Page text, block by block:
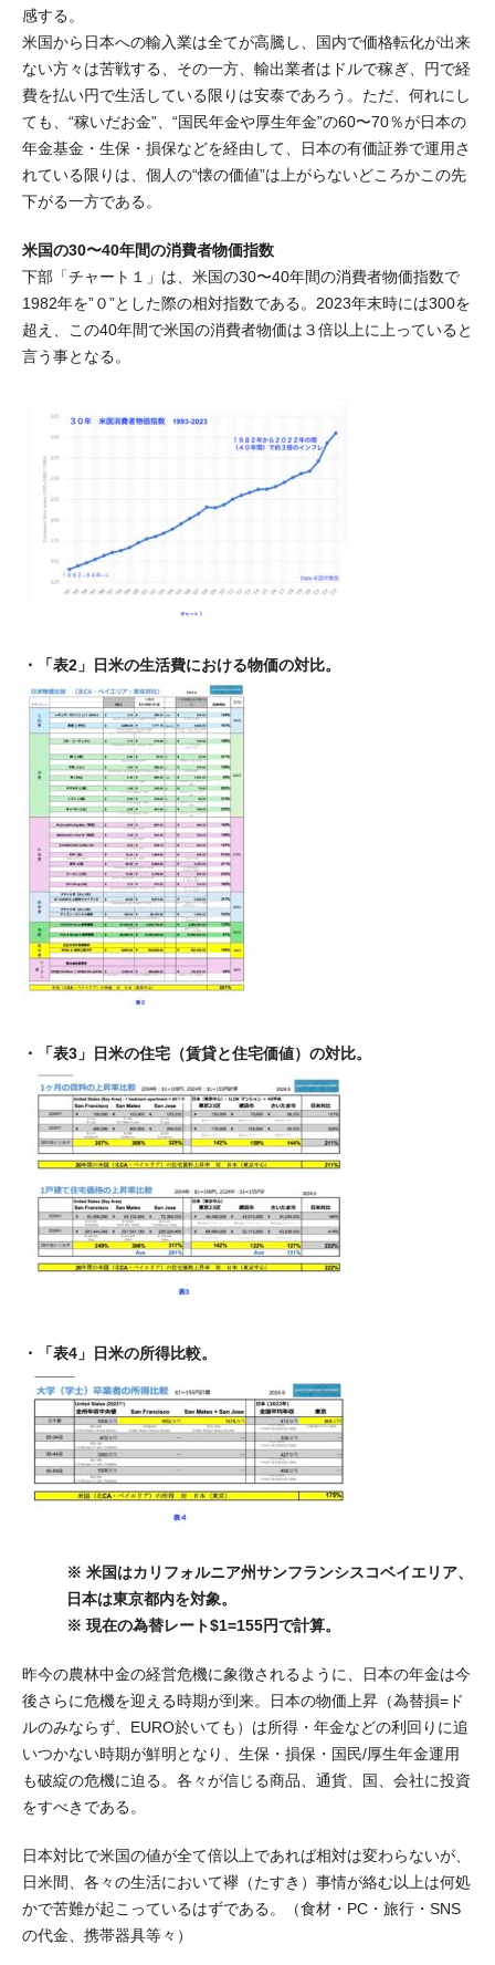
感する。
米国から日本への輸入業は全てが高騰し、国内で価格転化が出来
ない方々は苦戦する、その一方、輸出業者はドルで稼ぎ、円で経
費を払い円で生活している限りは安泰であろう。ただ、何れにし
ても、“稼いだお金”、“国民年金や厚生年金”の60〜70％が日本の
年金基金・生保・損保などを経由して、日本の有価証券で運用さ
れている限りは、個人の“懐の価値”は上がらないどころかこの先
下がる一方である。
米国の30〜40年間の消費者物価指数
下部「チャート１」は、米国の30〜40年間の消費者物価指数で
1982年を”０”とした際の相対指数である。2023年末時には300を
超え、この40年間で米国の消費者物価は３倍以上に上っていると
言う事となる。
・「表2」日米の生活費における物価の対比。
・「表3」日米の住宅（賃貸と住宅価値）の対比。
・「表4」日米の所得比較。
※ 米国はカリフォルニア州サンフランシスコベイエリア、
日本は東京都内を対象。
※ 現在の為替レート$1=155円で計算。
昨今の農林中金の経営危機に象徴されるように、日本の年金は今
後さらに危機を迎える時期が到来。日本の物価上昇（為替損=ド
ルのみならず、EURO於いても）は所得・年金などの利回りに追
いつかない時期が鮮明となり、生保・損保・国民/厚生年金運用
も破綻の危機に迫る。各々が信じる商品、通貨、国、会社に投資
をすべきである。
日本対比で米国の値が全て倍以上であれば相対は変わらないが、
日米間、各々の生活において襷（たすき）事情が絡む以上は何処
かで苦難が起こっているはずである。（食材・PC・旅行・SNS
の代金、携帯器具等々）